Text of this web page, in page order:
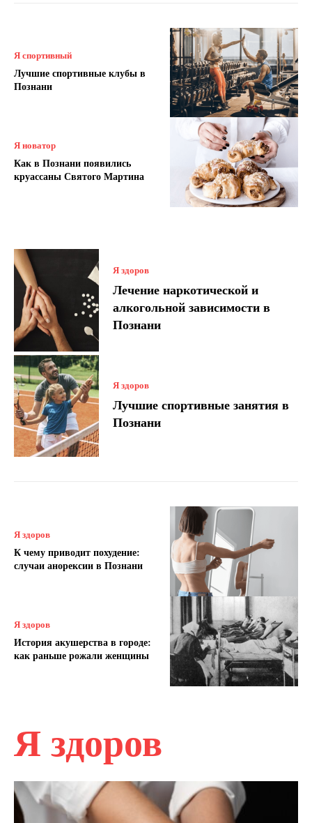
Я спортивный
Лучшие спортивные клубы в
Познани
Я новатор
Как в Познани появились
круассаны Святого Мартина
Я здоров
Лечение наркотической и
алкогольной зависимости в
Познани
Я здоров
Лучшие спортивные занятия в
Познани
Я здоров
К чему приводит похудение:
случаи анорексии в Познани
Я здоров
История акушерства в городе:
как раньше рожали женщины
Я здоров